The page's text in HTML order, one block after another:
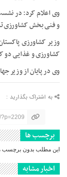
وی اعلام کرد: در
و فنی بخش کشاورزی
وزیر کشاورزی
کشاورزی و غذایی
وی در پایان از وزیر
به اشتراک بگذارید :
برچسب ها
این مطلب بدون برچسب
اخبار مشابه